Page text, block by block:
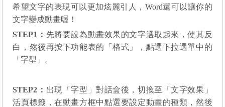
希望文字的表現可以更加炫麗引人， Word還可以讓你的
文字變成動畫喔！
STEP1 ： 先將要設為動畫效果的文字選取起來，使其反
白，然後再按下功能表的「格式」，點選下拉選單中的
「字型」。
STEP2 ： 出現「字型」對話盒後，切換至 「文字效果」
活頁標籤，在動畫方框中點選要設定動畫的種類，然後